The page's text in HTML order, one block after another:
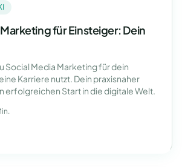
für Einsteiger: Dein
Social Media Marketing für dein
Karriere nutzt. Dein praxisnaher
erfolgreichen Start in die digitale Welt.